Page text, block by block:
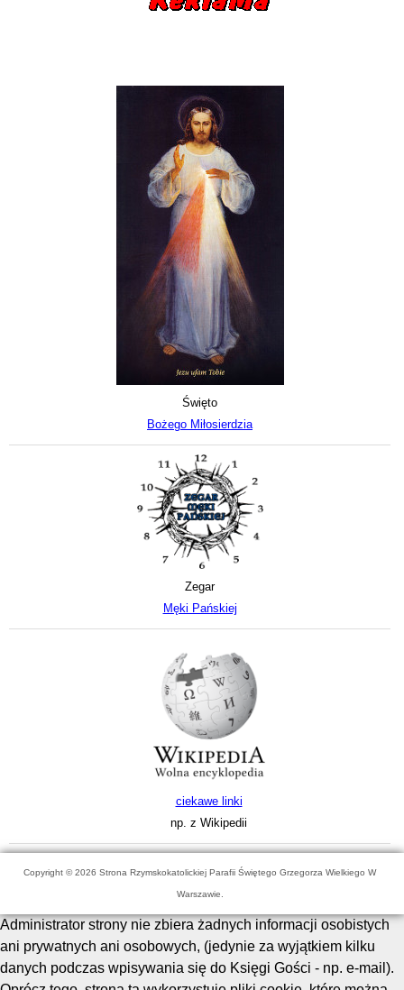
Święto
Bożego Miłosierdzia
Zegar
Męki Pańskiej
ciekawe linki
np. z Wikipedii
Copyright © 2026 Strona Rzymskokatolickiej Parafii Świętego Grzegorza Wielkiego W
Warszawie.
Administrator strony nie zbiera żadnych informacji osobistych
ani prywatnych ani osobowych, (jedynie za wyjątkiem kilku
danych podczas wpisywania się do Księgi Gości - np. e-mail).